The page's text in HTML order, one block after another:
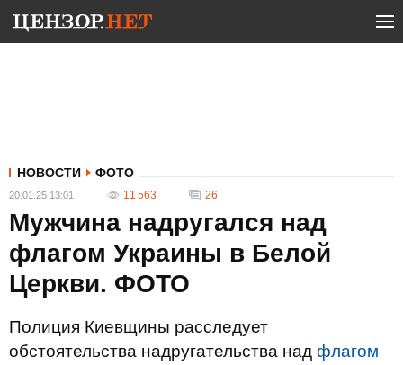
НОВОСТИ ФОТО
20.01.25 13:01 11 563 26
Мужчина надругался над
флагом Украины в Белой
Церкви. ФОТО
Полиция Киевщины расследует
обстоятельства надругательства над флагом